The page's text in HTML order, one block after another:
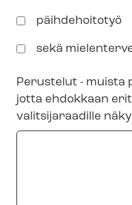
päihdehoitotyö
sekä
Perustelut - muista perustella riittävän laajasti,
jotta ehdokkaan
valitsijaraadille